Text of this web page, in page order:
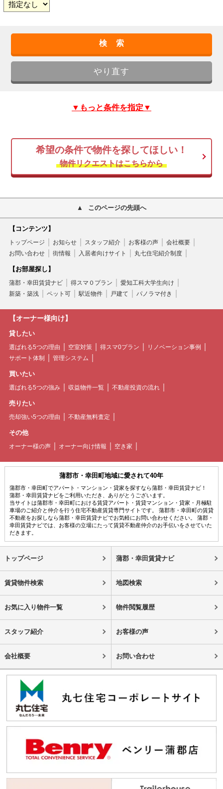
▼もっと条件を指定▼
希望の条件で物件を探してほしい！
物件リクエストはこちらから
このページの先頭へ
【コンテンツ】
トップページ お知らせ スタッフ紹介 お客様の声
会社概要
お問い合わせ
街情報 入居者向けサイト 丸七住宅紹介制度
【お部屋探し】
蒲郡・幸田賃貸ナビ 得スマ０プラン
愛知工科大学生向け
新築・築浅
ペット可 駅近物件 戸建て パノラマ付き
【オーナー様向け】
貸したい
選ばれる5つの理由 空室対策 得スマ0プラン
リノベーション事例
サポート体制
管理システム
買いたい
選ばれる5つの強み 収益物件一覧 不動産投資の流れ
売りたい
売却強い5つの理由 不動産無料査定
その他
オーナー様の声 オーナー向け情報 空き家
蒲郡市・幸田町地域に愛されて40年
蒲郡市・幸田町でアパート・マンション・貸家を探すなら蒲郡・幸田賃貸ナビ！
蒲郡・幸田賃貸ナビをご利用いただき、ありがとうございます。
当サイトは蒲郡市・幸田町における賃貸アパート・賃貸マンション・貸家・月極駐
車場のご紹介と仲介を行う住宅不動産賃貸専門サイトです。 蒲郡市・幸田町の賃貸
不動産をお探しなら蒲郡・幸田賃貸ナビでお気軽にお問い合わせください。 蒲郡・
幸田賃貸ナビでは、お客様の立場にたって賃貸不動産仲介のお手伝いをさせていた
だきます。
トップページ 蒲郡・幸田賃貸ナビ
賃貸物件検索 地図検索
お気に入り物件一覧 物件閲覧履歴
スタッフ紹介 お客様の声
会社概要 お問い合わせ